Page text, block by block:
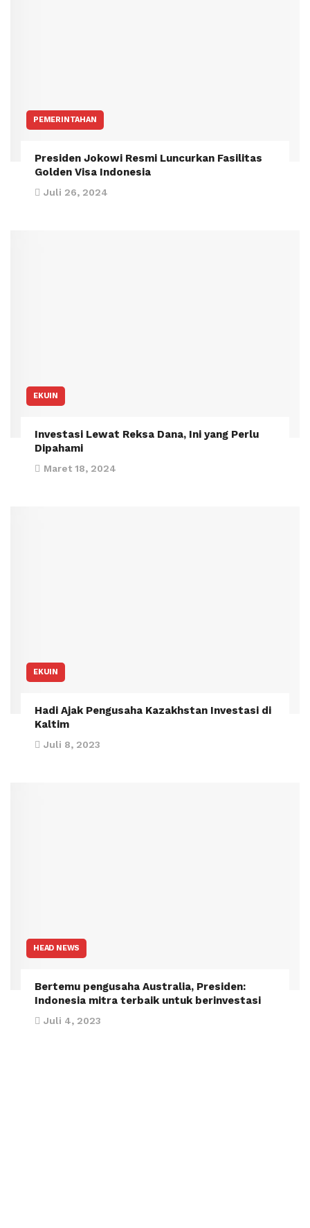
PEMERINTAHAN
Presiden Jokowi Resmi Luncurkan Fasilitas
Golden Visa Indonesia
Juli 26, 2024
EKUIN
Investasi Lewat Reksa Dana, Ini yang Perlu
Dipahami
Maret 18, 2024
EKUIN
Hadi Ajak Pengusaha Kazakhstan Investasi di
Kaltim
Juli 8, 2023
HEAD NEWS
Bertemu pengusaha Australia, Presiden:
Indonesia mitra terbaik untuk berinvestasi
Juli 4, 2023